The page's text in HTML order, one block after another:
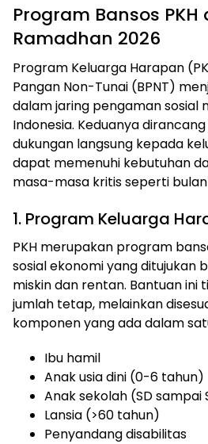
Program Bansos PKH
Ramadhan 2026
Program Keluarga Harapan
Pangan Non-Tunai (BPNT)
dalam jaring pengaman sosial
Indonesia. Keduanya
dukungan langsung kepada
dapat memenuhi kebutuhan
masa-masa kritis seperti bulan
1. Program Keluarga
PKH merupakan program
sosial ekonomi yang ditujukan
miskin dan rentan. Bantuan ini
jumlah tetap, melainkan
komponen yang ada dalam
Ibu hamil
Anak usia dini (0-6 tahun)
Anak sekolah (SD sampai
Lansia (>60 tahun)
Penyandang disabilitas